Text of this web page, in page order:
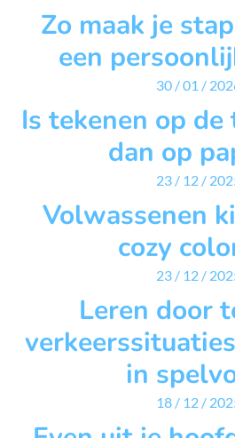
Zo maak je
een
30 / 01 /
Is tekenen op
dan op
23 / 12 /
Volwassenen
cozy
23 / 12 /
Leren door
in
18 / 12 /